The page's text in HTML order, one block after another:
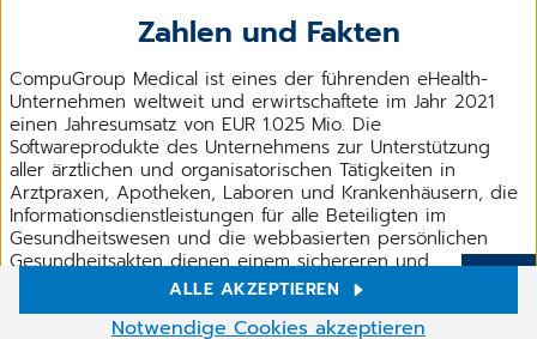
Zahlen und Fakten
CompuGroup Medical ist eines der führenden eHealth-
Unternehmen weltweit und erwirtschaftete im Jahr 2021
einen Jahresumsatz von EUR 1.025 Mio. Die
Softwareprodukte des Unternehmens zur Unterstützung
aller ärztlichen und organisatorischen Tätigkeiten in
Arztpraxen, Apotheken, Laboren und Krankenhäusern, die
Informationsdienstleistungen für alle Beteiligten im
Gesundheitswesen und die webbasierten persönlichen
Gesundheitsakten dienen einem sichereren und
effizienteren Gesundheitswesen. Grundlage der
Kundenbasis mit über 1,5 Millionen Nutzern, darunter Ärzte,
Cookie-Einstellungen
ALLE AKZEPTIEREN
Notwendige Cookies akzeptieren